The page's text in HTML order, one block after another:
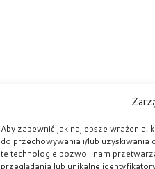
Aby zapewnić jak najlepsze wrażenia,
do przechowywania i/lub uzyskiwania
te technologie pozwoli nam
przeglądania lub unikalne